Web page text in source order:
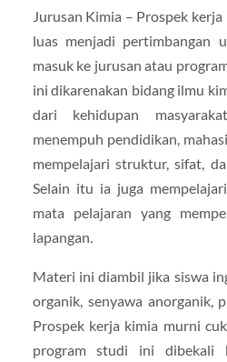
Jurusan Kimia – Prospek
luas menjadi pertimbangan
masuk ke jurusan atau
ini dikarenakan bidang ilmu
dari kehidupan
menempuh pendidikan,
mempelajari struktur, sifat,
Selain itu ia juga
mata pelajaran yang
lapangan.
Materi ini diambil jika siswa
organik, senyawa anorganik,
Prospek kerja kimia murni
program studi ini dibekali